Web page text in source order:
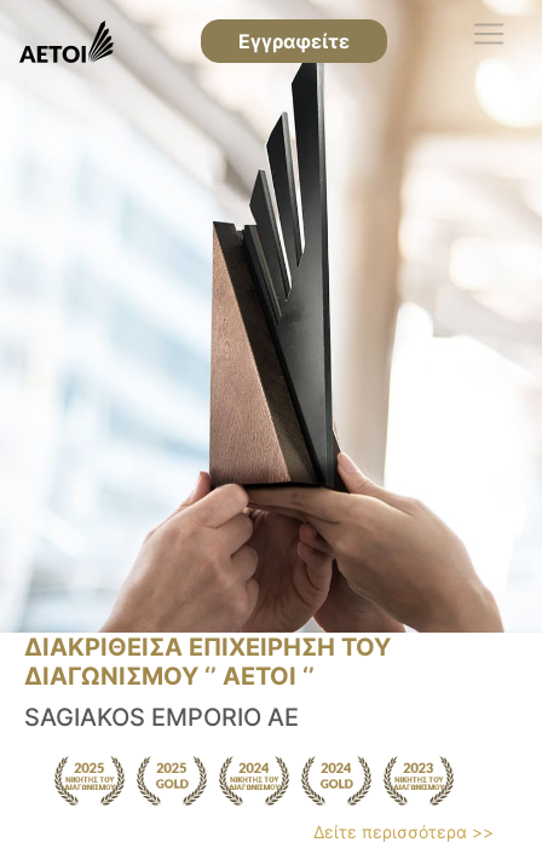
Εγγραφείτε
ΔΙΑΚΡΙΘΕΙΣΑ ΕΠΙΧΕΙΡΗΣΗ ΤΟΥ
ΔΙΑΓΩΝΙΣΜΟΥ ‘’ ΑΕΤΟΙ ‘’
SAGIAKOS EMPORIO AE
Δείτε περισσότερα >>